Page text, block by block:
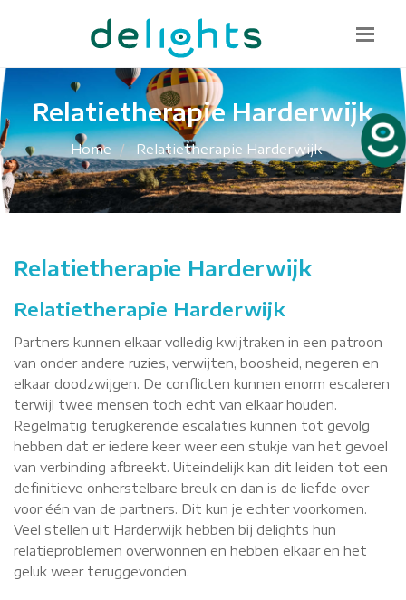
085 130 1482
info@delights.nu
Relatietherapie Harderwijk
Home Relatietherapie Harderwijk
Relatietherapie Harderwijk
Relatietherapie Harderwijk
Partners kunnen elkaar volledig kwijtraken in een patroon
van onder andere ruzies, verwijten, boosheid, negeren en
elkaar doodzwijgen. De conflicten kunnen enorm escaleren
terwijl twee mensen toch echt van elkaar houden.
Regelmatig terugkerende escalaties kunnen tot gevolg
hebben dat er iedere keer weer een stukje van het gevoel
van verbinding afbreekt. Uiteindelijk kan dit leiden tot een
definitieve onherstelbare breuk en dan is de liefde over
voor één van de partners. Dit kun je echter voorkomen.
Veel stellen uit Harderwijk hebben bij delights hun
relatieproblemen overwonnen en hebben elkaar en het
geluk weer teruggevonden.